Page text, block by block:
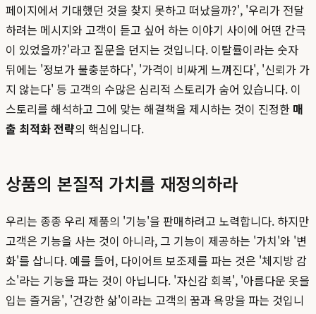
페이지에서 기대했던 것을 찾지 못하고 떠났을까?', '우리가 전달
하려는 메시지와 고객이 듣고 싶어 하는 이야기 사이에 어떤 간극
이 있었을까?'라고 질문을 던지는 것입니다. 이탈률이라는 숫자
뒤에는 '정보가 불충분하다', '가격이 비싸게 느껴진다', '신뢰가 가
지 않는다' 등 고객의 수많은 심리적 스토리가 숨어 있습니다. 이
스토리를 해석하고 그에 맞는 해결책을 제시하는 것이 진정한 매
출 최적화 전략의 핵심입니다.
상품의 본질적 가치를 재정의하라
우리는 종종 우리 제품의 '기능'을 판매하려고 노력합니다. 하지만
고객은 기능을 사는 것이 아니라, 그 기능이 제공하는 '가치'와 '변
화'를 삽니다. 예를 들어, 다이어트 보조제를 파는 것은 '체지방 감
소'라는 기능을 파는 것이 아닙니다. '자신감 회복', '아름다운 옷을
입는 즐거움', '건강한 삶'이라는 고객의 꿈과 욕망을 파는 것입니